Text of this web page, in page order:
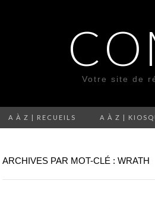
Votre site de
A À Z | RECUEILS A À Z |
ARCHIVES PAR MOT-CLÉ : WRATH